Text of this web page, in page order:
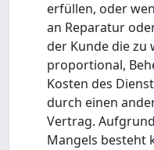
erfüllen, oder
an Reparatur
der Kunde die zu
proportional,
Kosten des
durch einen
Vertrag.
Mangels besteht